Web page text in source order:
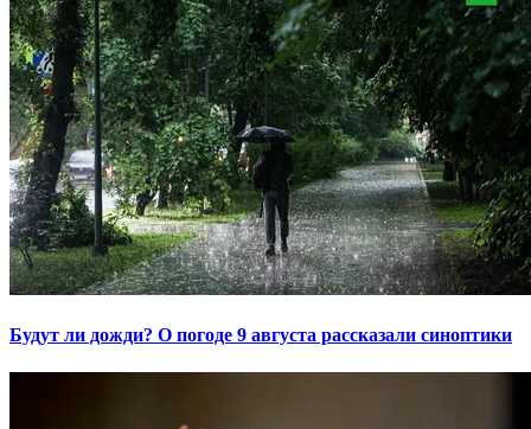
Будут ли дожди? О погоде 9 августа рассказали синоптики